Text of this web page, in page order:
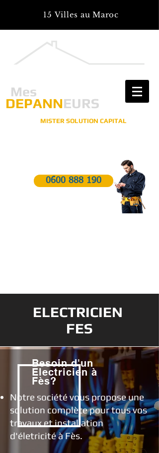
15 Villes au Maroc
DEPANNEURS
Mes
MISTER SOLUTION CAPITAL
0600 888 190
ELECTRICIEN
FES
Notre société vous propose une
solution complète pour tous vos
travaux et installation
d'életricité à Fès.
Besoin d'un
Electricien à
Fès?